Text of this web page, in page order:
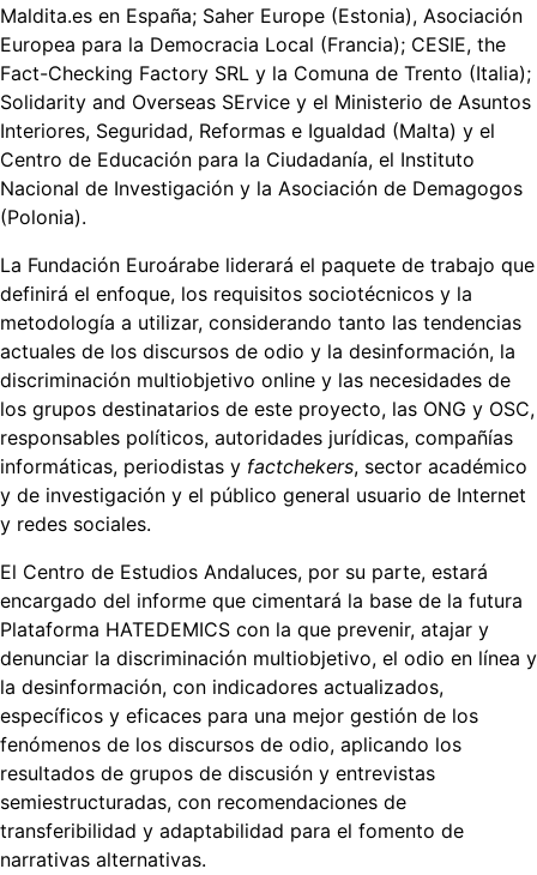
Maldita.es en España; Saher Europe (Estonia), Asociación
Europea para la Democracia Local (Francia); CESIE, the
Fact-Checking Factory SRL y la Comuna de Trento (Italia);
Solidarity and Overseas SErvice y el Ministerio de Asuntos
Interiores, Seguridad, Reformas e Igualdad (Malta) y el
Centro de Educación para la Ciudadanía, el Instituto
Nacional de Investigación y la Asociación de Demagogos
(Polonia).
La Fundación Euroárabe liderará el paquete de trabajo que
definirá el enfoque, los requisitos sociotécnicos y la
metodología a utilizar, considerando tanto las tendencias
actuales de los discursos de odio y la desinformación, la
discriminación multiobjetivo online y las necesidades de
los grupos destinatarios de este proyecto, las ONG y OSC,
responsables políticos, autoridades jurídicas, compañías
informáticas, periodistas y factchekers, sector académico
y de investigación y el público general usuario de Internet
y redes sociales.
El Centro de Estudios Andaluces, por su parte, estará
encargado del informe que cimentará la base de la futura
Plataforma HATEDEMICS con la que prevenir, atajar y
denunciar la discriminación multiobjetivo, el odio en línea y
la desinformación, con indicadores actualizados,
específicos y eficaces para una mejor gestión de los
fenómenos de los discursos de odio, aplicando los
resultados de grupos de discusión y entrevistas
semiestructuradas, con recomendaciones de
transferibilidad y adaptabilidad para el fomento de
narrativas alternativas.